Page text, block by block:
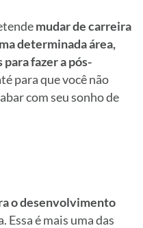
mudar de carreira
determinada área,
para fazer a pós-
para que você não
com seu sonho de
o desenvolvimento
Essa é mais uma das